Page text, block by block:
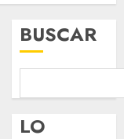
BUSCAR
LO